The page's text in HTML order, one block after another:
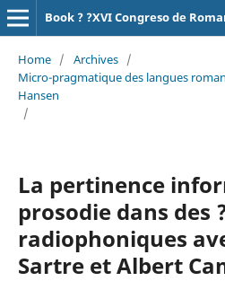
Book ? ?XVI Congreso de
Home / Archives /
Micro-pragmatique des langues
Hansen
/
La pertinence
prosodie dans des
radiophoniques
Sartre et Albert